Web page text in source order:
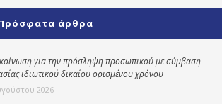
Κοινωνικό
παντοπωλείο
Kοινωνικό
φαρμακείο
άρθρα
για την πρόσληψη προσωπικού με σύμβαση
ιδιωτικού δικαίου ορισμένου χρόνου
2026